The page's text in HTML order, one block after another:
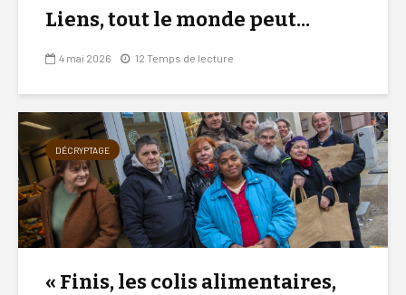
Liens, tout le monde peut...
4 mai 2026 12 Temps de lecture
DÉCRYPTAGE
« Finis, les colis alimentaires,